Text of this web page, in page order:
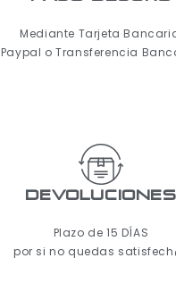
Mediante Tarjeta
Paypal o Transferencia
Devoluciones
Plazo de 15 DÍAS
por si no quedas